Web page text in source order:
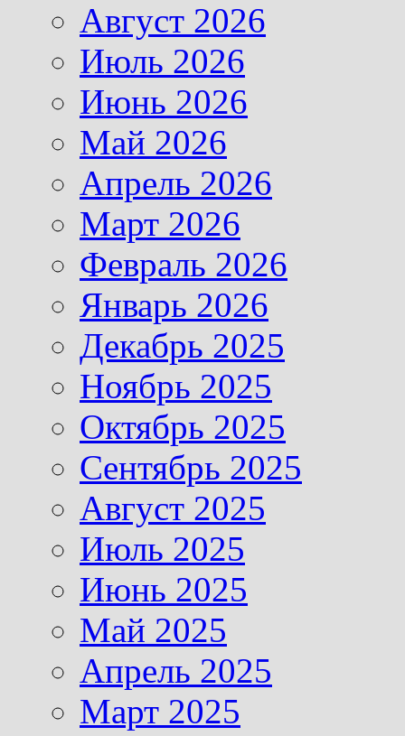
Август 2026
Июль 2026
Июнь 2026
Май 2026
Апрель 2026
Март 2026
Февраль 2026
Январь 2026
Декабрь 2025
Ноябрь 2025
Октябрь 2025
Сентябрь 2025
Август 2025
Июль 2025
Июнь 2025
Май 2025
Апрель 2025
Март 2025